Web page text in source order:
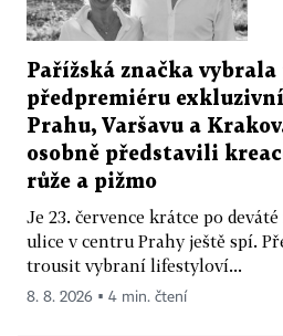
Pařížská značka
předpremiéru
Prahu, Varšavu a
osobně představili
růže a pižmo
Je 23. července krátce po
ulice v centru Prahy ještě spí.
trousit vybraní lifestyloví...
8. 8. 2026 ▪ 4 min. čtení